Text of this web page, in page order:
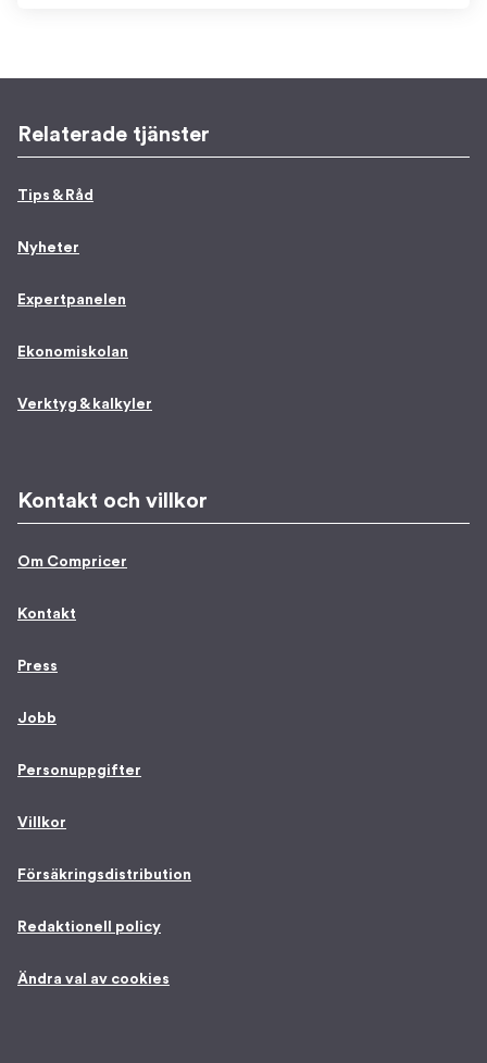
Relaterade tjänster
Tips & Råd
Nyheter
Expertpanelen
Ekonomiskolan
Verktyg & kalkyler
Kontakt och villkor
Om Compricer
Kontakt
Press
Jobb
Personuppgifter
Villkor
Försäkringsdistribution
Redaktionell policy
Ändra val av cookies